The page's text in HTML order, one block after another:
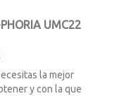
UMC22
la mejor
y con la que